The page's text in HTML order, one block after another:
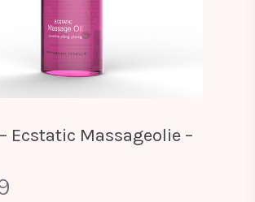
Ecstatic Massageolie –